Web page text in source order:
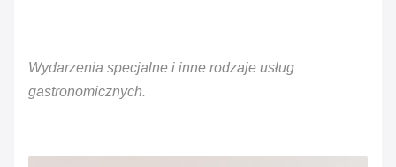
Wydarzenia specjalne i inne rodzaje usług
gastronomicznych.